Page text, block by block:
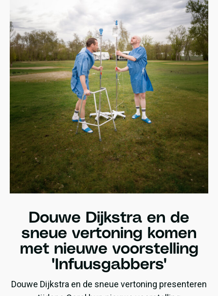
Douwe Dijkstra en de
sneue vertoning komen
met nieuwe voorstelling
'Infuusgabbers'
Douwe Dijkstra en de sneue vertoning presenteren